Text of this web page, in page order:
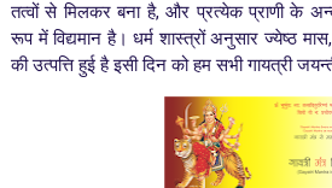
तत्वों से मिलकर बना है, और प्रत्येक प्राणी के
रूप में विद्यमान है। धर्म शास्त्रों अनुसार ज्येष्ठ
की उत्पत्ति हुई है इसी दिन को हम सभी गायत्री